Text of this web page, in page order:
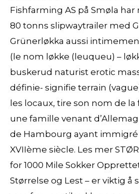
Fishfarming AS på Smøla har
80 tonns slipwaytrailer med
Grünerløkka aussi
(le nom løkke (leuqueu) –
buskerud naturist erotic
définie- signifie terrain
les locaux, tire son nom de
une famille venant
de Hambourg ayant immigré
XVIIème siècle. Les mer
for 1000 Mile Sokker
Størrelse og Lest – er viktig å